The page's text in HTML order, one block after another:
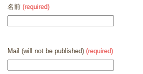
名前 (required)
Mail (will not be published) (required)